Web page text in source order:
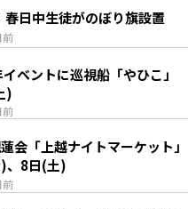
前
春日中生徒がのぼり旗設置
前
ベントに巡視船「やひこ」
)
前
会「上越ナイトマーケット」
、8日(土)